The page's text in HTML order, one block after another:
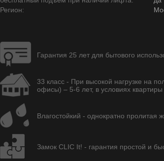
Регион:
Гарантия 25 лет для бытового
33 класс - При высокой нагрузке на
офисы) – 5-6 лет, в условиях квартиры
Влагостойкий - однократно пролитая
Замок CLIC It! - гарантия простой и